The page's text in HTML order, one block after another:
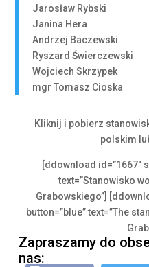
Jarosław Rybski
Janina Hera
Andrzej Baczewski
Ryszard Świerczewski
Wojciech Skrzypek
mgr Tomasz Cioska
Kliknij i pobierz
polskim
[ddownload id=”1667″
text=”Stanowisko
Grabowskiego”]
button=”blue” text=”The
Zapraszamy do
nas: